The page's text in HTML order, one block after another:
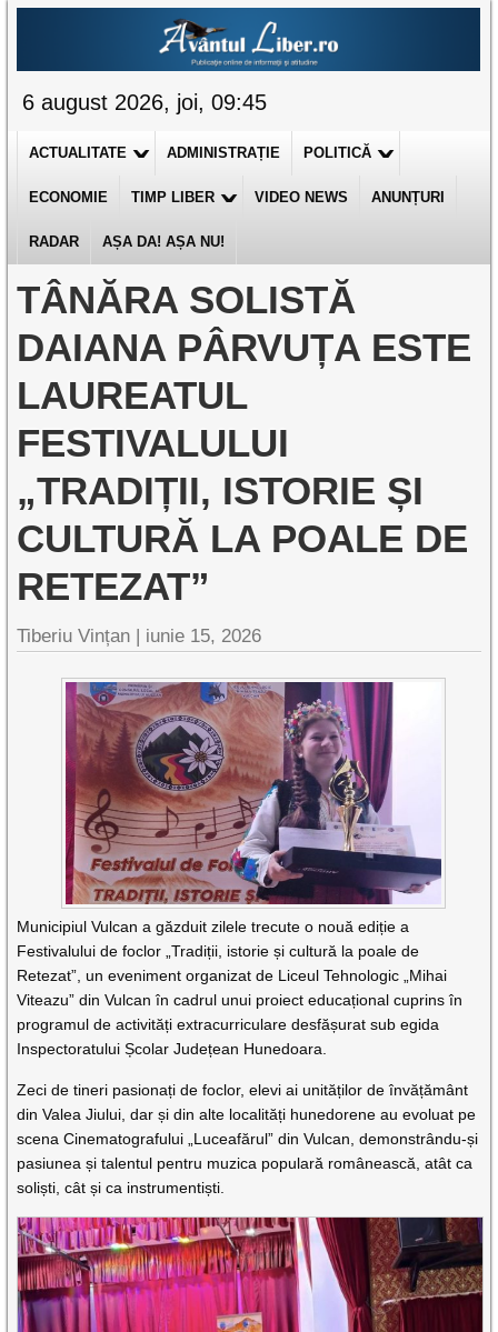
6 august 2026, joi, 09:45
ACTUALITATE ADMINISTRAȚIE POLITICĂ
ECONOMIE TIMP LIBER VIDEO NEWS ANUNȚURI
RADAR AȘA DA! AȘA NU!
TÂNĂRA SOLISTĂ
DAIANA PÂRVUȚA ESTE
LAUREATUL
FESTIVALULUI
„TRADIȚII, ISTORIE ȘI
CULTURĂ LA POALE DE
RETEZAT”
Tiberiu Vințan | iunie 15, 2026
Municipiul Vulcan a găzduit zilele trecute o nouă ediție a
Festivalului de foclor „Tradiții, istorie și cultură la poale de
Retezat”, un eveniment organizat de Liceul Tehnologic „Mihai
Viteazu” din Vulcan în cadrul unui proiect educațional cuprins în
programul de activități extracurriculare desfășurat sub egida
Inspectoratului Școlar Județean Hunedoara.
Zeci de tineri pasionați de foclor, elevi ai unităților de învățământ
din Valea Jiului, dar și din alte localități hunedorene au evoluat pe
scena Cinematografului „Luceafărul” din Vulcan, demonstrându-și
pasiunea și talentul pentru muzica populară românească, atât ca
soliști, cât și ca instrumentiști.